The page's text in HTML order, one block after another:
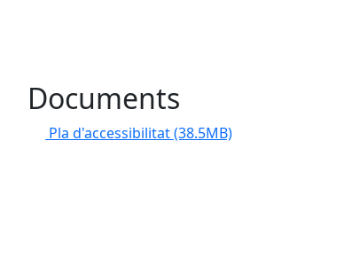
Documents
Pla d'accessibilitat(38.5MB)